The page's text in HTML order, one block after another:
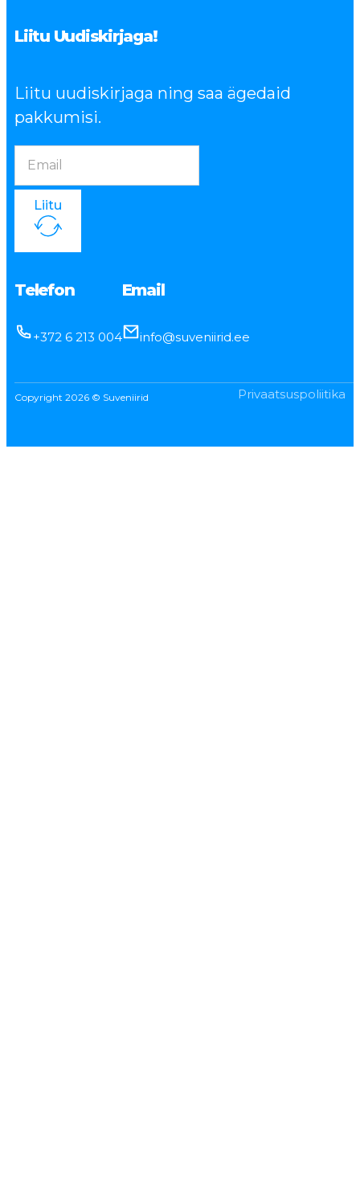
Liitu Uudiskirjaga!
Liitu uudiskirjaga ning saa ägedaid
pakkumisi.
Liitu
Telefon
+372 6 213 004
Email
info@suveniirid.ee
Copyright 2026 © Suveniirid Privaatsuspoliitika